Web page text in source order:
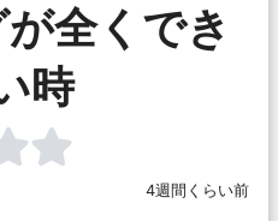
全くでき
時
4週間くらい前